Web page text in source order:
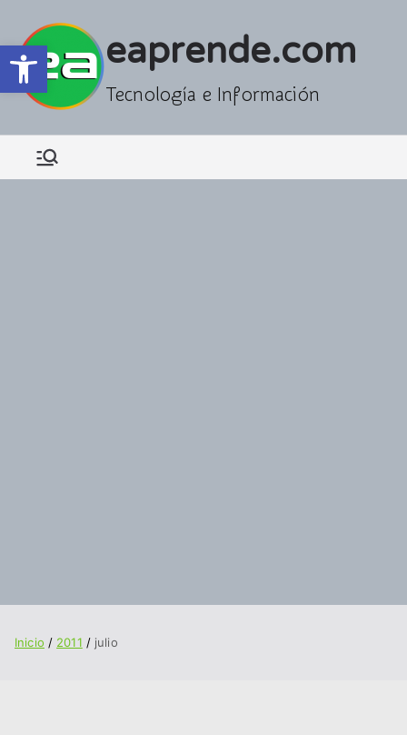
Abrir barra de herramientas
contenido
eaprende.com
Tecnología e Información
Inicio 2011 julio